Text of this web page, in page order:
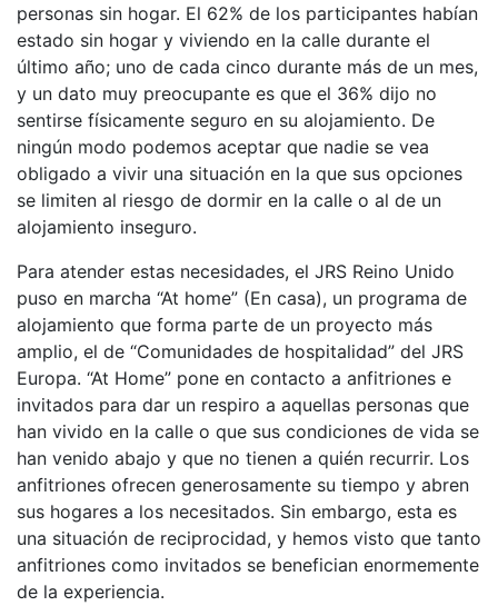
personas sin hogar. El 62% de los participantes habían
estado sin hogar y viviendo en la calle durante el
último año; uno de cada cinco durante más de un mes,
y un dato muy preocupante es que el 36% dijo no
sentirse físicamente seguro en su alojamiento. De
ningún modo podemos aceptar que nadie se vea
obligado a vivir una situación en la que sus opciones
se limiten al riesgo de dormir en la calle o al de un
alojamiento inseguro.
Para atender estas necesidades, el JRS Reino Unido
puso en marcha “At home” (En casa), un programa de
alojamiento que forma parte de un proyecto más
amplio, el de “Comunidades de hospitalidad” del JRS
Europa. “At Home” pone en contacto a anfitriones e
invitados para dar un respiro a aquellas personas que
han vivido en la calle o que sus condiciones de vida se
han venido abajo y que no tienen a quién recurrir. Los
anfitriones ofrecen generosamente su tiempo y abren
sus hogares a los necesitados. Sin embargo, esta es
una situación de reciprocidad, y hemos visto que tanto
anfitriones como invitados se benefician enormemente
de la experiencia.